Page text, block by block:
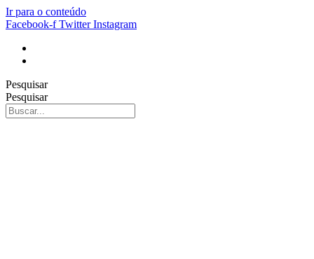
Ir para o conteúdo
Facebook-f Twitter Instagram
Pesquisar
Pesquisar